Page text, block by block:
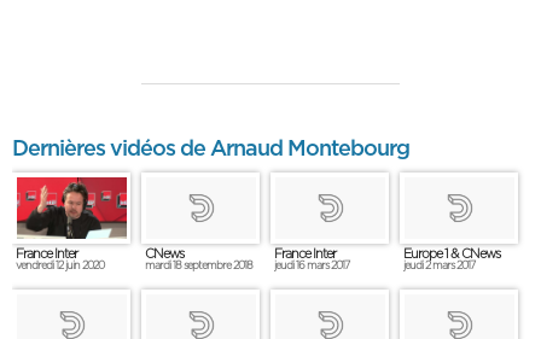
Dernières vidéos de Arnaud Montebourg
France Inter
vendredi 12 juin 2020
CNews
mardi 18 septembre 2018
France Inter
jeudi 16 mars 2017
Europe 1 & CNews
jeudi 2 mars 2017